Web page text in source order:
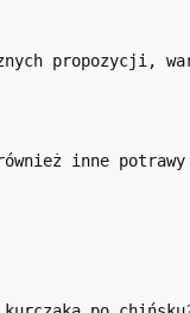
propozycji,
inne